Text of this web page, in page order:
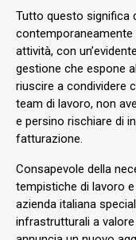
Tutto questo significa
attività, con
gestione che espone
riuscire a condividere
team di lavoro, non
e persino rischiare di
fatturazione.
Consapevole della
tempistiche di lavoro
azienda italiana
infrastrutturali a